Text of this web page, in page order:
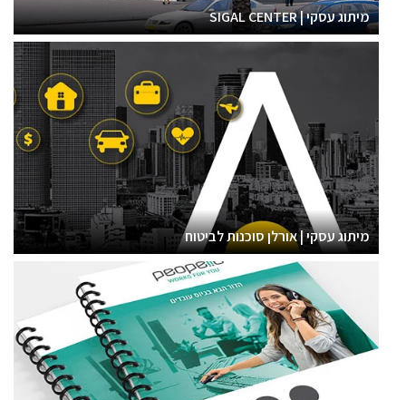
מיתוג עסקי | SIGAL CENTER
מיתוג עסקי | אורלן סוכנות לביטוח